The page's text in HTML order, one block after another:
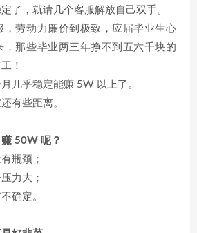
了，就请几个客服解放自己双手。
，劳动力廉价到极致，应届毕业生心
，那些毕业两三年挣不到五六千块的
！
几乎稳定能赚 5W 以上了。
有些距离。
50W 呢？
瓶颈；
力大；
确定。